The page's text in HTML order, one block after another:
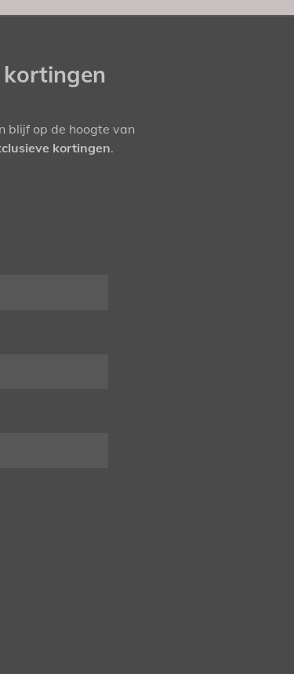
kortingen
blijf op de hoogte van
kortingen.